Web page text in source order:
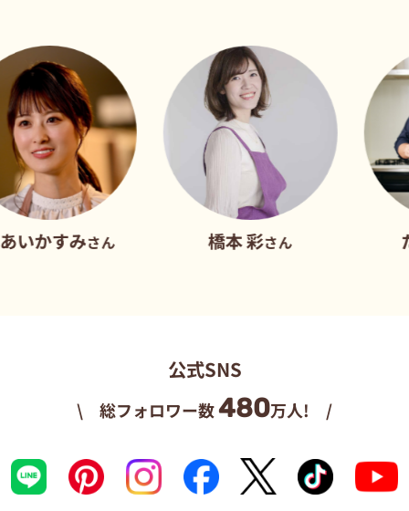
さん さん
公式SNS
\ 総フォロワー数480万人! /